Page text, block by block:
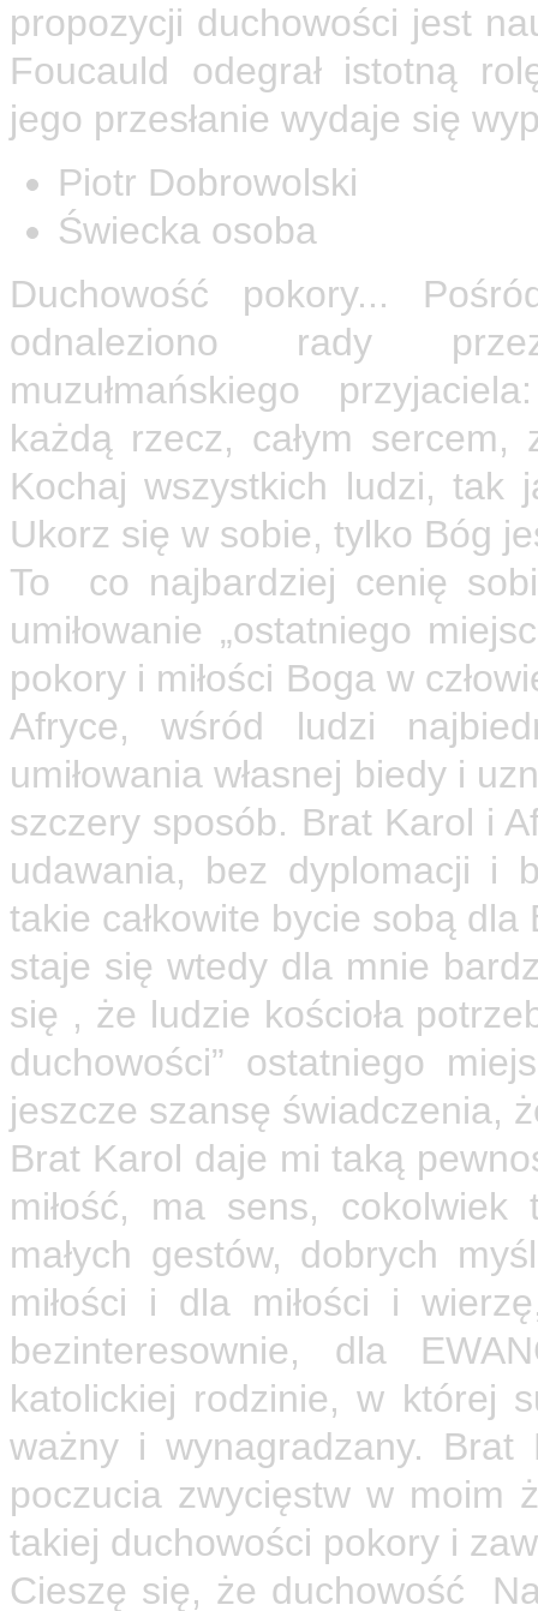
propozycji duchowości jest
Foucauld odegrał istotną
jego przesłanie wydaje się
Piotr Dobrowolski
Świecka osoba
Duchowość pokory...
odnaleziono rady
muzułmańskiego
każdą rzecz, całym sercem,
Kochaj wszystkich ludzi, tak
Ukorz się w sobie, tylko Bóg
To co najbardziej cenię
umiłowanie „ostatniego
pokory i miłości Boga w
Afryce, wśród ludzi
umiłowania własnej biedy i
szczery sposób. Brat Karol i
udawania, bez dyplomacji i
takie całkowite bycie sobą
staje się wtedy dla mnie
się , że ludzie kościoła
duchowości” ostatniego
jeszcze szansę świadczenia,
Brat Karol daje mi taką
miłość, ma sens,
małych gestów, dobrych
miłości i dla miłości i
bezinteresownie, dla
katolickiej rodzinie, w której
ważny i wynagradzany.
poczucia zwycięstw w moim
takiej duchowości pokory i
Cieszę się, że duchowość